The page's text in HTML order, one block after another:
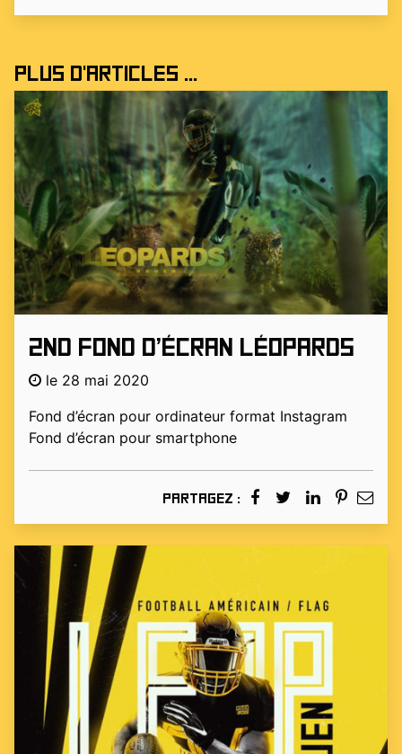
Plus d'articles ...
2nd fond d’écran Léopards
le 28 mai 2020
Fond d’écran pour ordinateur format Instagram
Fond d’écran pour smartphone
Partagez :